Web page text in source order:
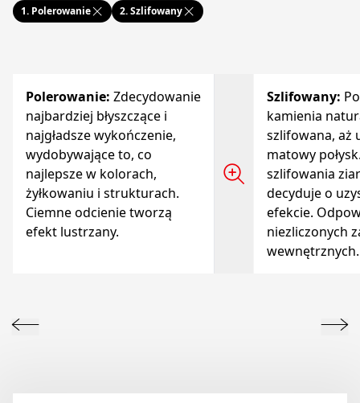
1. Polerowanie 2.Szlifowany
Polerowanie: Zdecydowanie
najbardziej błyszczące i
najgładsze wykończenie,
wydobywające to, co
najlepsze w kolorach,
żyłkowaniu i strukturach.
Ciemne odcienie tworzą
efekt lustrzany.
Szlifowany:
kamienia
szlifowana, aż
matowy
szlifowania
decyduje o
efekcie.
niezliczonych
wewnętrznych.